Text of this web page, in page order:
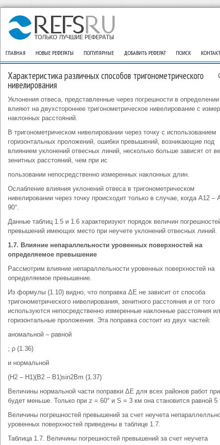
ГЛАВНАЯ НОВЫЕ РЕФЕРАТЫ ПОПУЛЯРНЫЕ ДОБАВИТЬ РЕФЕРАТ ПОИСК
Характеристика различных способов тригонометрического
нивелирования
Уклонения отвеса, представленные через погрешности в
влияют на двухстороннее тригонометрическое нивелирование с
наклонных расстояний.
В тригонометрическом нивелировании через точку с использованием
горизонтальных проложений, ошибки превышений, возникающие под
влиянием уклонений отвесных линий, несколько больше зависят от
зенитных расстояний, чем при ис
пользовании непосредственно измеренных наклонных длин.
Ослабление влияния уклонений отвеса в тригонометрическом
нивелировании через точку происходит только в случае, когда А12 –
90°.
Данные таблиц 1.5 и 1.6 характеризуют порядок величин
превышений имеющих место при неучете уклонений отвесных линий.
1.7. Влияние непараллельности уровенных поверхностей на
определяемое превышение
Рассмотрим влияние непараллельности уровенных поверхностей на
определяемое превышение.
Из формулы (1.10) видно, что поправка ΔЕ не зависит от способа
тригонометрического нивелирования, зенитного расстояния и от того
используются непосредственно измеренные наклонные расстояния
горизонтальные проложения. Эта поправка состоит из двух частей:
аномальной – равной
; ρ (1.36)
и нормальной
(Н2 – Н1)(В2 – В1)sin2Bm (1.37)
Величины нормальной части поправки ΔЕ для всех районов работ
будет меньше. Только при z = 60° и S = 3 км она становится равной
Величины погрешностей превышений за счет неучета
уровенных поверхностей приведены в таблице 1.7.
Таблица 1.7. Величины погрешностей превышений за счет неучета